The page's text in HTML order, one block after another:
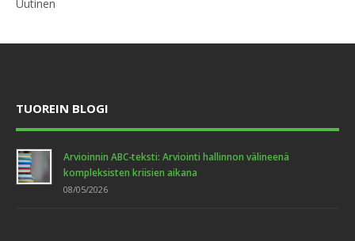
Uutinen
TUOREIN BLOGI
Arvioinnin ABC-teksti: Arviointi hallinnon välineenä
kompleksisten kriisien aikana
08/05/2026